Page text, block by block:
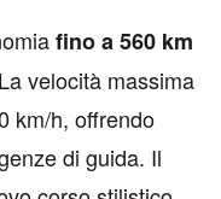
fino a 560 km
velocità massima
km/h, offrendo
di guida. Il